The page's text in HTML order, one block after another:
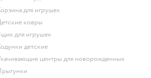
Корзина для игрушек
Детские ковры
Ящик для игрушек
Ходунки детские
Укачивающие центры для новорожденных
Прыгунки